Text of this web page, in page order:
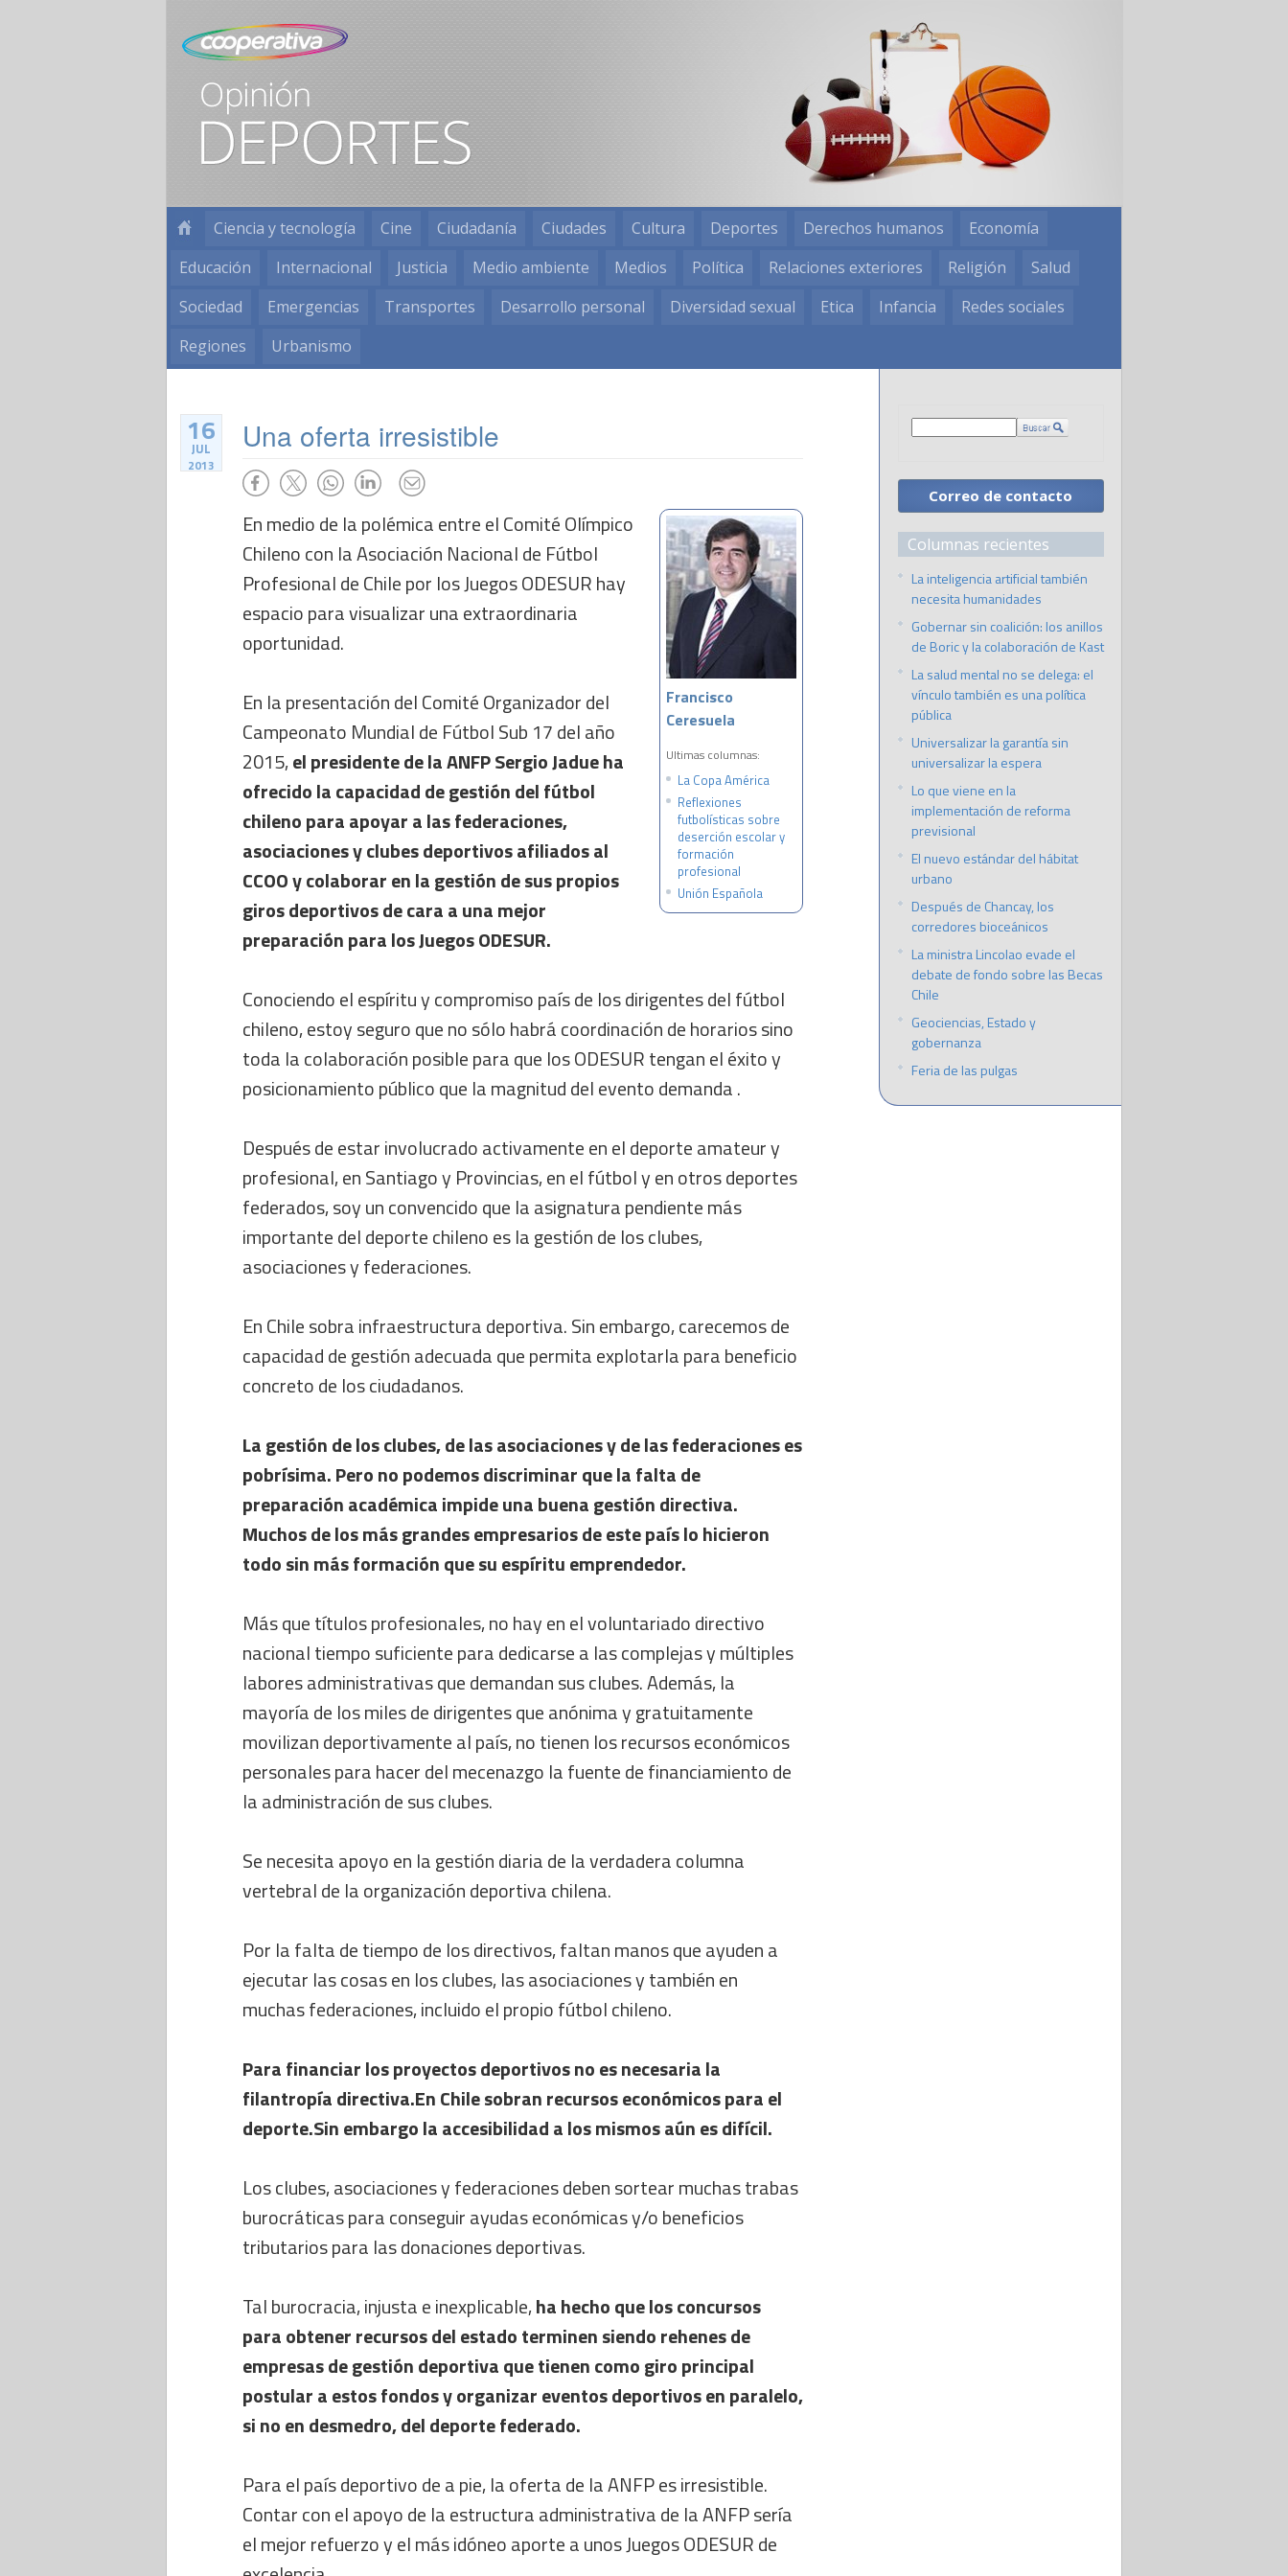
Ciencia y tecnología Cine Ciudadanía Ciudades Cultura Deportes Derechos humanos
Economía
Educación
Internacional Justicia Medio ambiente Medios Política Relaciones exteriores Religión
Salud
Sociedad
Emergencias Transportes Desarrollo personal Diversidad sexual Etica Infancia
Redes sociales
Regiones
Urbanismo
16
JUL
2013
Una oferta irresistible
Francisco
Ceresuela
Ultimas columnas:
La Copa América
Reflexiones
futbolísticas sobre
deserción escolar y
formación
profesional
Unión Española
En medio de la polémica entre el Comité Olímpico
Chileno con la Asociación Nacional de Fútbol
Profesional de Chile por los Juegos ODESUR hay
espacio para visualizar una extraordinaria
oportunidad.
En la presentación del Comité Organizador del
Campeonato Mundial de Fútbol Sub 17 del año
2015,el presidente de la ANFP Sergio Jadue ha
ofrecido la capacidad de gestión del fútbol
chileno para apoyar a las federaciones,
asociaciones y clubes deportivos afiliados al
CCOO y colaborar en la gestión de sus propios
giros deportivos de cara a una mejor
preparación para los Juegos ODESUR.
Conociendo el espíritu y compromiso país de los dirigentes del fútbol
chileno, estoy seguro que no sólo habrá coordinación de horarios sino
toda la colaboración posible para que los ODESUR tengan el éxito y
posicionamiento público que la magnitud del evento demanda .
Después de estar involucrado activamente en el deporte amateur y
profesional, en Santiago y Provincias, en el fútbol y en otros deportes
federados, soy un convencido que la asignatura pendiente más
importante del deporte chileno es la gestión de los clubes,
asociaciones y federaciones.
En Chile sobra infraestructura deportiva. Sin embargo, carecemos de
capacidad de gestión adecuada que permita explotarla para beneficio
concreto de los ciudadanos.
La gestión de los clubes, de las asociaciones y de las federaciones es
pobrísima. Pero no podemos discriminar que la falta de
preparación académica impide una buena gestión directiva.
Muchos de los más grandes empresarios de este país lo hicieron
todo sin más formación que su espíritu emprendedor.
Más que títulos profesionales, no hay en el voluntariado directivo
nacional tiempo suficiente para dedicarse a las complejas y múltiples
labores administrativas que demandan sus clubes. Además, la
mayoría de los miles de dirigentes que anónima y gratuitamente
movilizan deportivamente al país, no tienen los recursos económicos
personales para hacer del mecenazgo la fuente de financiamiento de
la administración de sus clubes.
Se necesita apoyo en la gestión diaria de la verdadera columna
vertebral de la organización deportiva chilena.
Por la falta de tiempo de los directivos, faltan manos que ayuden a
ejecutar las cosas en los clubes, las asociaciones y también en
muchas federaciones, incluido el propio fútbol chileno.
Para financiar los proyectos deportivos no es necesaria la
filantropía directiva.En Chile sobran recursos económicos para el
deporte.Sin embargo la accesibilidad a los mismos aún es difícil.
Los clubes, asociaciones y federaciones deben sortear muchas trabas
burocráticas para conseguir ayudas económicas y/o beneficios
tributarios para las donaciones deportivas.
Tal burocracia, injusta e inexplicable,ha hecho que los concursos
para obtener recursos del estado terminen siendo rehenes de
empresas de gestión deportiva que tienen como giro principal
postular a estos fondos y organizar eventos deportivos en paralelo,
si no en desmedro, del deporte federado.
Para el país deportivo de a pie, la oferta de la ANFP es irresistible.
Contar con el apoyo de la estructura administrativa de la ANFP sería
el mejor refuerzo y el más idóneo aporte a unos Juegos ODESUR de
Correo de contacto
Columnas recientes
La inteligencia artificial también
necesita humanidades
Gobernar sin coalición: los anillos
de Boric y la colaboración de Kast
La salud mental no se delega: el
vínculo también es una política
pública
Universalizar la garantía sin
universalizar la espera
Lo que viene en la
implementación de reforma
previsional
El nuevo estándar del hábitat
urbano
Después de Chancay, los
corredores bioceánicos
La ministra Lincolao evade el
debate de fondo sobre las Becas
Chile
Geociencias, Estado y
gobernanza
Feria de las pulgas